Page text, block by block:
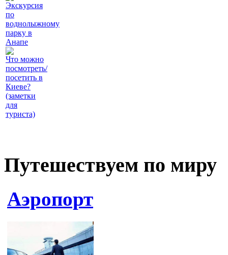
Экскурсия
по
воднолыжному
парку в
Анапе
Что можно
посмотреть/
посетить в
Киеве?
(заметки
для
туриста)
Путешествуем по миру
Аэропорт